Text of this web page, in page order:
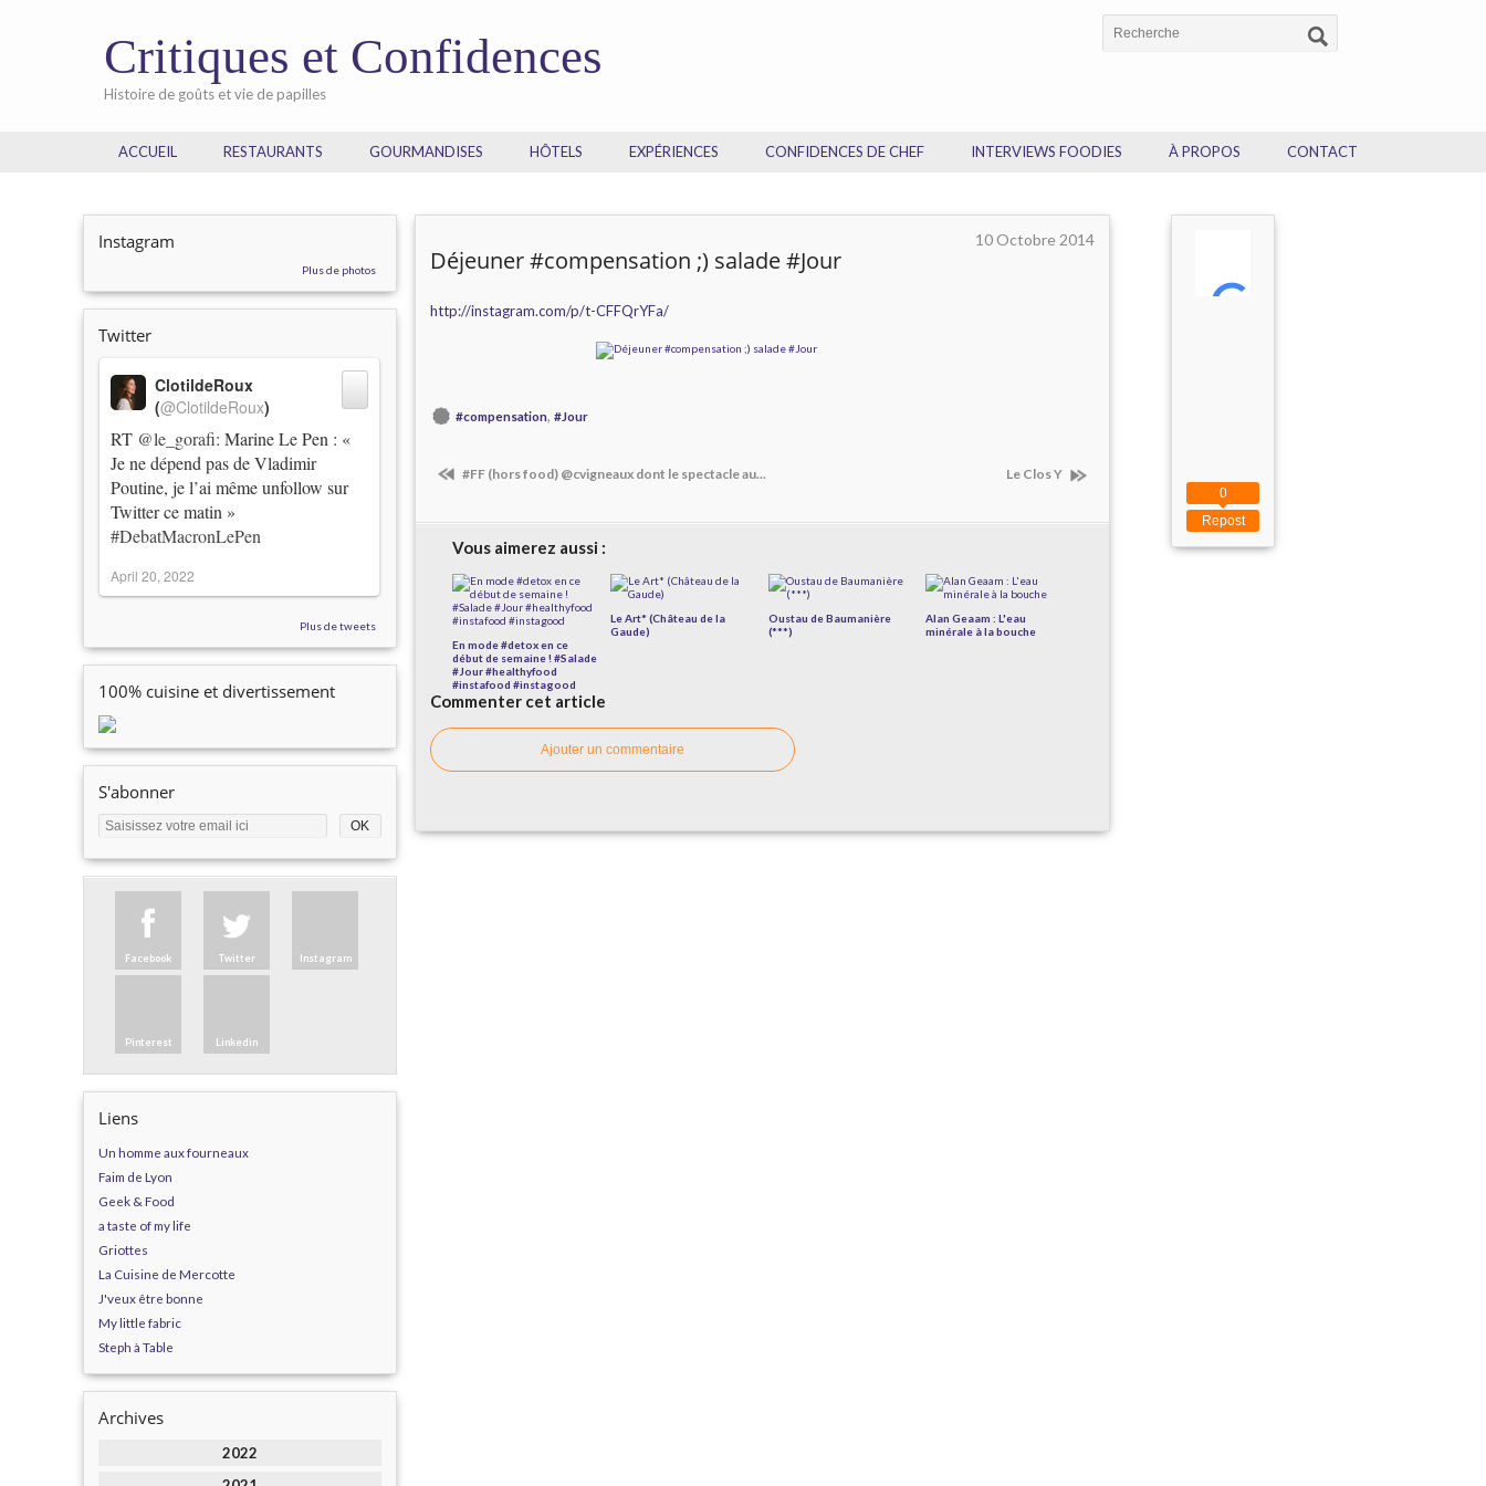
Critiques et Confidences
Histoire de goûts et vie de papilles
ACCUEIL RESTAURANTS GOURMANDISES HÔTELS EXPÉRIENCES CONFIDENCES DE CHEF INTERVIEWS FOODIES À PROPOS CONTACT
Instagram
Plus de photos
Twitter
RT @le_gorafi: Marine Le Pen : «
Je ne dépend pas de Vladimir
Poutine, je l’ai même unfollow sur
Twitter ce matin »
#DebatMacronLePen
ClotildeRoux
(@ClotildeRoux)
April 20, 2022
Plus de tweets
100% cuisine et divertissement
S'abonner
Facebook Twitter Instagram
Pinterest Linkedin
Liens
Un homme aux fourneaux
Faim de Lyon
Geek & Food
a taste of my life
Griottes
La Cuisine de Mercotte
J'veux être bonne
My little fabric
Steph à Table
Archives
2022
10 Octobre 2014
Déjeuner #compensation ;) salade #Jour
http://instagram.com/p/t-CFFQrYFa/
#compensation,#Jour
#FF (hors food) @cvigneaux dont le spectacle au... Le Clos Y
Vous aimerez aussi :
En mode #detox en ce
début de semaine ! #Salade
#Jour #healthyfood
#instafood #instagood
Le Art* (Château de la
Gaude)
Oustau de Baumanière
(***)
Alan Geaam : L'eau
minérale à la bouche
Commenter cet article
Ajouter un commentaire
Repost
0